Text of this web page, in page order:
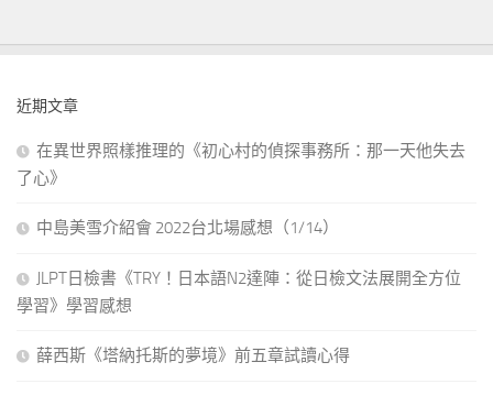
近期文章
在異世界照樣推理的《初心村的偵探事務所：那一天他失去
了心》
中島美雪介紹會 2022台北場感想（1/14）
JLPT日檢書《TRY！日本語N2達陣：從日檢文法展開全方位
學習》學習感想
薛西斯《塔納托斯的夢境》前五章試讀心得